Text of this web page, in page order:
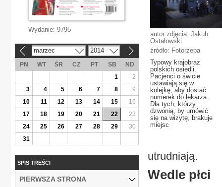
autor zdjęcia: Jakub
Ostałowski
źródło: Fotorzepa
Typowy krajobraz
polskich osiedli.
Pacjenci o świcie
ustawiają się w
kolejkę, aby dostać
numerek do lekarza.
Dla tych, którzy
dzwonią, by umówić
się na wizytę, brakuje
miejsc
utrudniają.
Wedle płci
Wydanie: 9795
marzec 2014
PN WT ŚR CZ PT SB
ND
1
2
3
4 5 6 7 8
9
10
11 12 13 14 15
16
17
18 19 20 21 22
23
24
25 26 27 28 29
30
31
SPIS TREŚCI
PIERWSZA STRONA